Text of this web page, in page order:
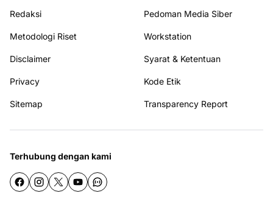
Redaksi Pedoman Media Siber
Metodologi Riset Workstation
Disclaimer Syarat & Ketentuan
Privacy Kode Etik
Sitemap Transparency Report
Terhubung dengan kami